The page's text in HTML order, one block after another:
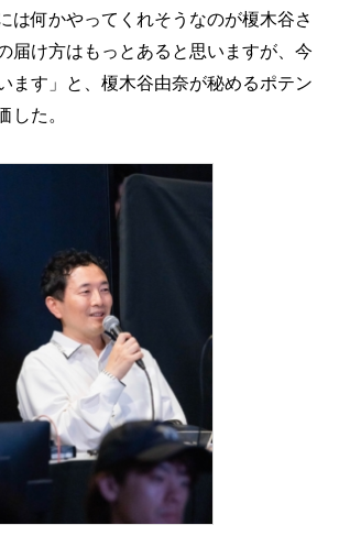
は何かやってくれそうなのが榎木谷さ
届け方はもっとあると思いますが、今
ます」と、榎木谷由奈が秘めるポテン
した。